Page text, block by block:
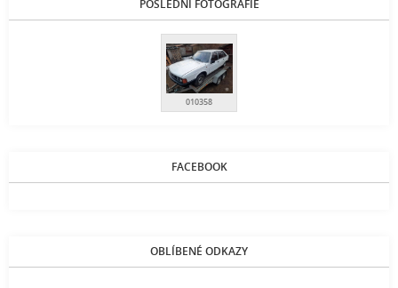
POSLEDNÍ FOTOGRAFIE
010358
FACEBOOK
OBLÍBENÉ ODKAZY